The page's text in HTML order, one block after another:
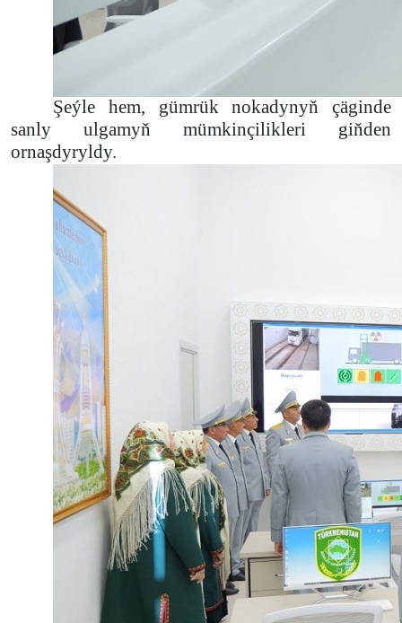
Şeýle hem, gümrük nokadynyň çäginde
sanly ulgamyň mümkinçilikleri giňden
ornaşdyryldy.